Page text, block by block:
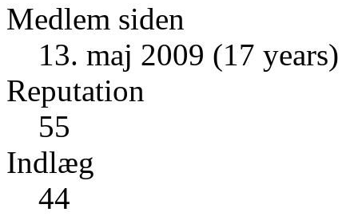
Medlem siden
13. maj 2009 (17 years)
Reputation
55
Indlæg
44